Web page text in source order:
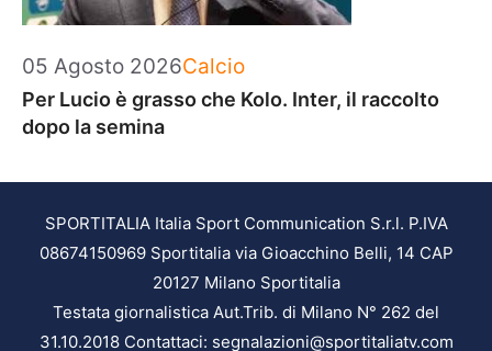
05 Agosto 2026Categorie
Calcio
Per Lucio è grasso che Kolo. Inter, il raccolto
dopo la semina
SPORTITALIA Italia Sport Communication S.r.l. P.IVA
08674150969 Sportitalia via Gioacchino Belli, 14 CAP
20127 Milano Sportitalia
Testata giornalistica Aut.Trib. di Milano N° 262 del
31.10.2018 Contattaci: segnalazioni@sportitaliatv.com